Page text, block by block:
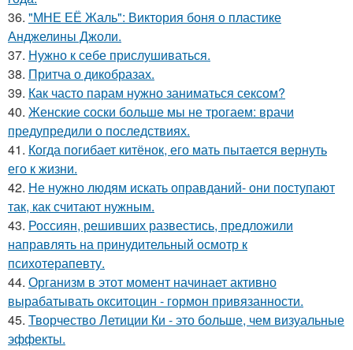
36. "МНЕ ЕЁ Жаль": Виктория боня о пластике
Анджелины Джоли.
37. Нужно к себе прислушиваться.
38. Притча о дикобразах.
39. Как часто парам нужно заниматься сексом?
40. Женские соски больше мы не трогаем: врачи
предупредили о последствиях.
41. Когда погибает китёнок, его мать пытается вернуть
его к жизни.
42. Не нужно людям искать оправданий- они поступают
так, как считают нужным.
43. Россиян, решивших развестись, предложили
направлять на принудительный осмотр к
психотерапевту.
44. Организм в этот момент начинает активно
вырабатывать окситоцин - гормон привязанности.
45. Творчество Летиции Ки - это больше, чем визуальные
эффекты.